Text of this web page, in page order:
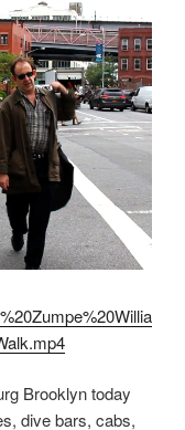
Brooklyn today
dive bars, cabs,